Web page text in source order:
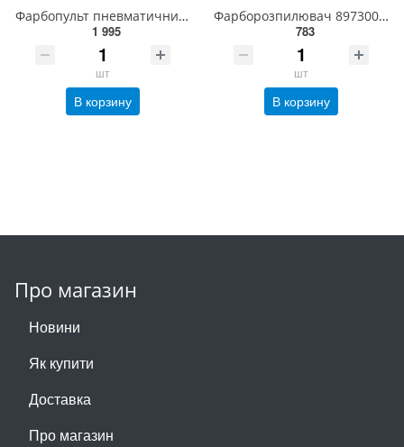
Фарбопульт пневматичний HVLP верх.пласт.бачок 600 мл, форсунка-1,8 мм AUARITA NOVA-1.8
1 995
шт
В корзину
Фарборозпилювач 8973005874
783
шт
В корзину
Про магазин
Новини
Як купити
Доставка
Про магазин